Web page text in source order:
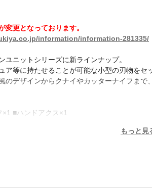
更となっております。
information/information-281335/
ニットシリーズに新ラインナップ。
等に持たせることが可能な小型の刃物をセ
のデザインからクナイやカッターナイフま
■ハンドアクス×1